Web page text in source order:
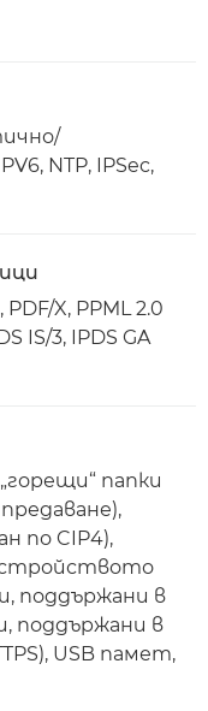
NTP, IPSec,
X, PPML 2.0
IS/3, IPDS GA
папки
по CIP4),
поддържани в
поддържани в
USB памет,